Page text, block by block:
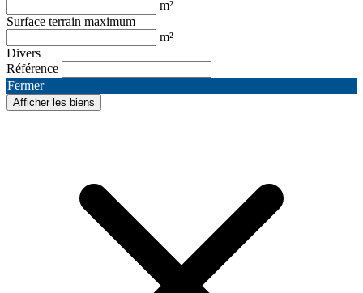
m²
Surface terrain maximum
m²
Divers
Référence
Fermer